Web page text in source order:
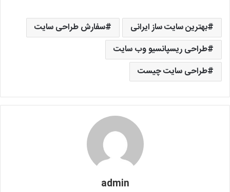
بهترین سایت ساز ایرانی
سفارش طراحی سایت
طراحی ریسپانسیو وب سایت
طراحی سایت چیست
admin